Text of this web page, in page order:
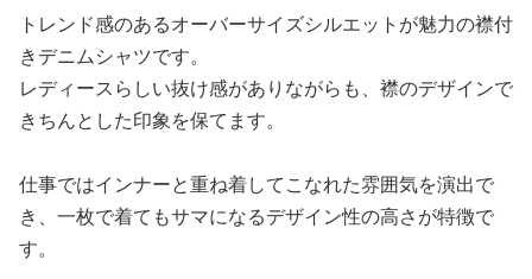
トレンド感のあるオーバーサイズシルエットが魅力の襟付
きデニムシャツです。
レディースらしい抜け感がありながらも、襟のデザインで
きちんとした印象を保てます。
仕事ではインナーと重ね着してこなれた雰囲気を演出で
き、一枚で着てもサマになるデザイン性の高さが特徴で
す。